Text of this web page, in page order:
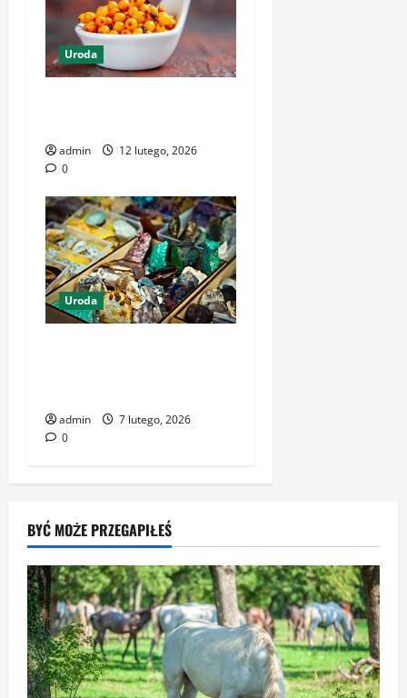
Uroda
admin
12 lutego, 2026
0
Uroda
admin
7 lutego, 2026
0
BYĆ MOŻE PRZEGAPIŁEŚ